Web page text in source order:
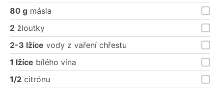
80 g másla
2 žloutky
2-3 lžíce vody z vaření chřestu
1 lžíce bílého vína
1/2 citrónu